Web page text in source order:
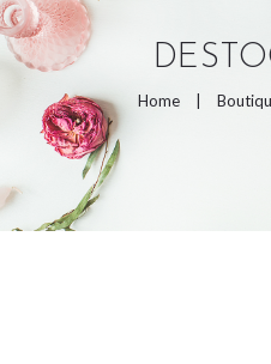
Home
BLOG
E-BOUTIQUE